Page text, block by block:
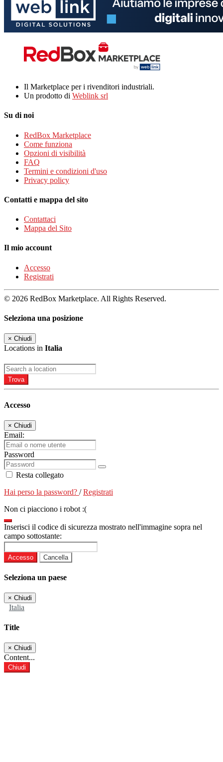
Il Marketplace per i rivenditori industriali.
Un prodotto di Weblink srl
Su di noi
RedBox Marketplace
Come funziona
Opzioni di visibilità
FAQ
Termini e condizioni d'uso
Privacy policy
Contatti e mappa del sito
Contattaci
Mappa del Sito
Il mio account
Accesso
Registrati
© 2026 RedBox Marketplace. All Rights Reserved.
Seleziona una posizione
× Chiudi
Locations in Italia
Trova
Accesso
× Chiudi
Email:
Password
Resta collegato
Hai perso la password? /Registrati
Non ci piacciono i robot :(
Inserisci il codice di sicurezza mostrato nell'immagine sopra nel
campo sottostante:
Accesso Cancella
Seleziona un paese
× Chiudi
Italia
Title
× Chiudi
Content...
Chiudi